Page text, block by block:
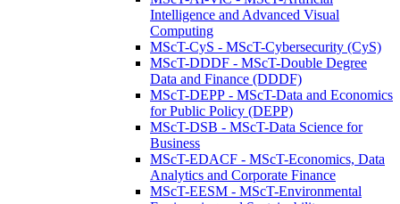
Intelligence and Advanced Visual
Computing
MScT-CyS - MScT-Cybersecurity (CyS)
MScT-DDDF - MScT-Double Degree
Data and Finance (DDDF)
MScT-DEPP - MScT-Data and Economics
for Public Policy (DEPP)
MScT-DSB - MScT-Data Science for
Business
MScT-EDACF - MScT-Economics, Data
Analytics and Corporate Finance
MScT-EESM - MScT-Environmental